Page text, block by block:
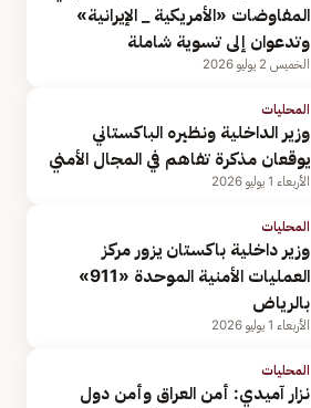
المفاوضات «الأمريكية _ الإيرانية»
وتدعوان إلى تسوية شاملة
الخميس 2 يوليو 2026
المحليات
وزير الداخلية ونظيره الباكستاني
يوقعان مذكرة تفاهم في المجال الأمني
الأربعاء 1 يوليو 2026
المحليات
وزير داخلية باكستان يزور مركز
العمليات الأمنية الموحدة «911»
بالرياض
الأربعاء 1 يوليو 2026
المحليات
نزار آميدي: أمن العراق وأمن دول